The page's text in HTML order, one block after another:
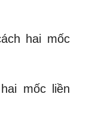
hai mốc
mốc liền